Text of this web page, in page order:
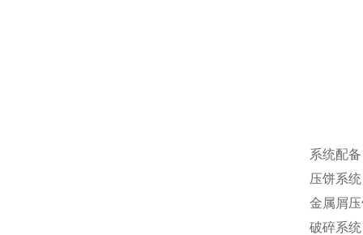
系统配
压饼系统
金属屑
破碎系统